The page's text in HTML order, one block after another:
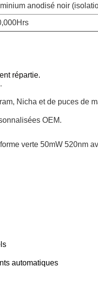
anodisé noir
répartie.
.
Nicha et de puces de
OEM.
verte 50mW 520nm
automatiques